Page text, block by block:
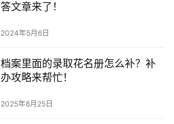
答文章来了！
2024年5月6日
档案里面的录取花名册怎么补？补
办攻略来帮忙！
2025年8月25日